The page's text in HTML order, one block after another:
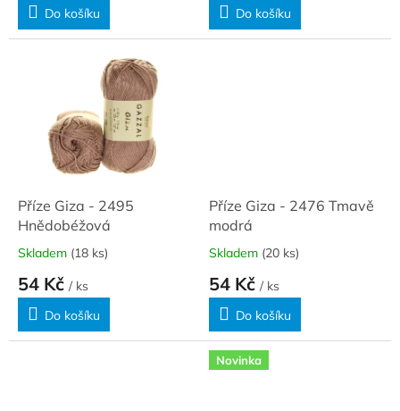
Do košíku
Do košíku
Příze Giza - 2495
Hnědobéžová
Skladem (18 ks)
54 Kč / ks
Do košíku
Příze Giza - 2476 Tmavě
modrá
Skladem (20 ks)
54 Kč / ks
Do košíku
Novinka